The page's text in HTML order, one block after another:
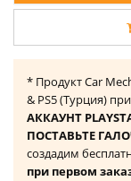
* Продукт Car
& PS5 (Турция)
АККАУНТ
ПОСТАВЬТЕ
создадим
при первом